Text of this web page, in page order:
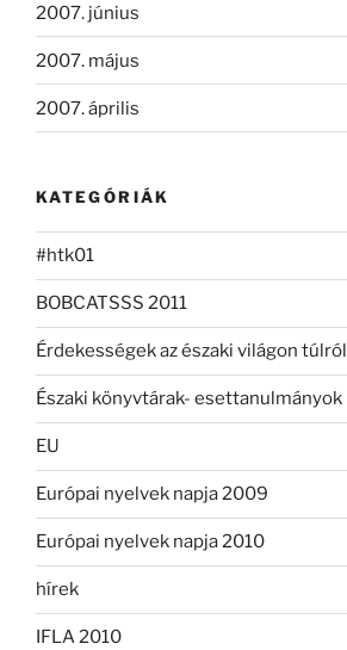
2007. június
2007. május
2007. április
KATEGÓRIÁK
#htk01
BOBCATSSS 2011
Érdekességek az északi világon túlról
Északi könyvtárak- esettanulmányok
EU
Európai nyelvek napja 2009
Európai nyelvek napja 2010
hírek
IFLA 2010